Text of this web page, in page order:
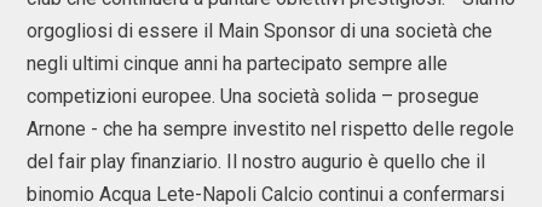
orgogliosi di essere il Main Sponsor di una società che
negli ultimi cinque anni ha partecipato sempre alle
competizioni europee. Una società solida – prosegue
Arnone - che ha sempre investito nel rispetto delle regole
del fair play finanziario. Il nostro augurio è quello che il
binomio Acqua Lete-Napoli Calcio continui a confermarsi